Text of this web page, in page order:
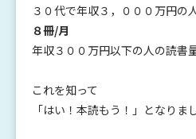
３０代で年収３，０００万円の
８冊/月
年収３００万円以下の人の読書量
これを知って
「はい！本読もう！」となりま